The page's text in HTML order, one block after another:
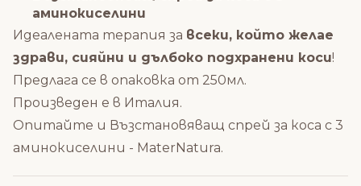
аминокиселини
Идеалената терапия за всеки, който желае
здрави, сияйни и дълбоко подхранени коси!
Предлага се в опаковка от 250мл.
Произведен е в Италия.
Опитайте и Възстановяващ спрей за коса с 3
аминокиселини - MaterNatura.